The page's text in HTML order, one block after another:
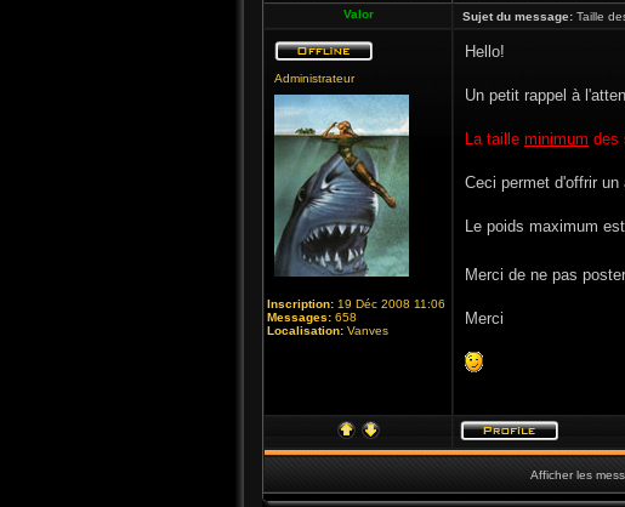
Valor Sujet du message: Taille
Administrateur
Inscription: 19 Déc 2008 11:06
Messages: 658
Localisation: Vanves
Hello!
Un petit rappel à
La taille minimum des
Ceci permet d'offrir
Le poids maximum
Merci de ne pas
Merci
Afficher les